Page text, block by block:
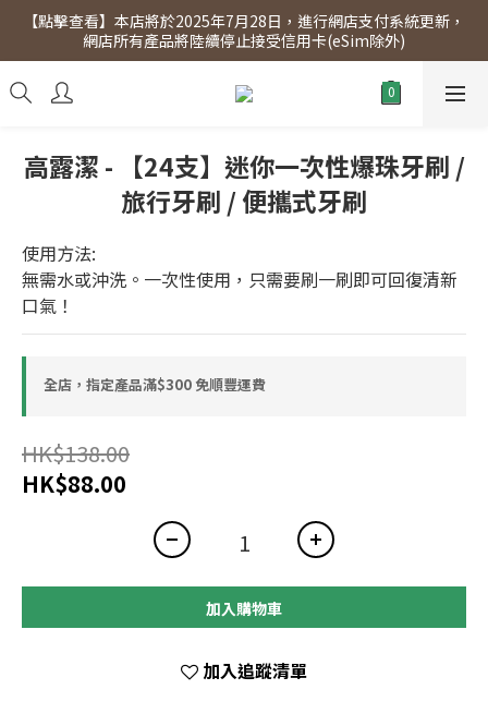
【點擊查看】會員專享 星期三全單95折!!!（優惠期至2026年12月
31日）。滿$300即免運費。
【點擊查看】本店將於2025年7月28日，進行網店支付系統更新，
網店所有產品將陸續停止接受信用卡(eSim除外)
【點擊查看】會員專享 星期三全單95折!!!（優惠期至2026年12月
31日）。滿$300即免運費。
高露潔 - 【24支】迷你一次性爆珠牙刷 /
旅行牙刷 / 便攜式牙刷
使用方法:
無需水或沖洗。一次性使用，只需要刷一刷即可回復清新
口氣！
全店，指定產品滿$300 免順豐運費
HK$138.00
HK$88.00
加入購物車
加入追蹤清單